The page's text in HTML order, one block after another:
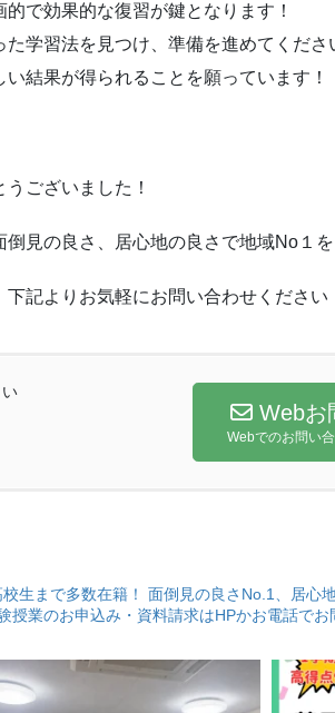
で効果的な復習が鍵となります！
学習法を見つけ、準備を進めてくださ
結果が得られることを願っています！
ございました！
見の良さ、居心地の良さで地域No１を
記よりお気軽にお問い合わせください
Webお
Webでのお問い
生まで多数在籍！
面倒見の良さNo.1、居心
授業のお申込み・資料請求はHPかお電話でお